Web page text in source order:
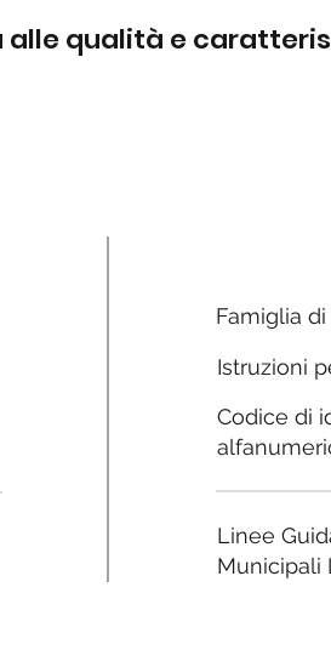
alle qualità e
Famiglia
Istruzioni
Codice di
Linee
Municipali